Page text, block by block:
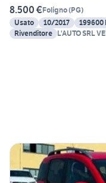
8.500 €Foligno(PG)
Usato
10/2017 199600
Rivenditore L'AUTO SRL